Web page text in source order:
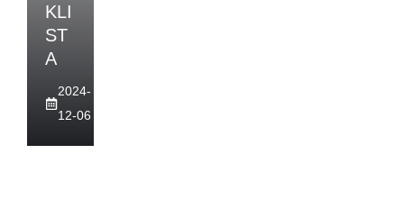
KLI
ST
A
2024-
12-06